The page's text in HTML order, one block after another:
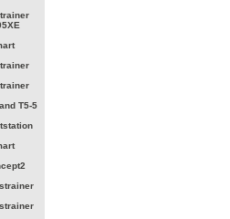
T5-5